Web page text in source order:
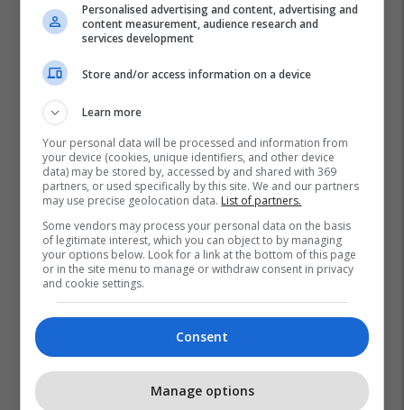
Barcelona
Personalised advertising and content, advertising and
content measurement, audience research and
services development
Store and/or access information on a device
Learn more
Your personal data will be processed and information from
your device (cookies, unique identifiers, and other device
data) may be stored by, accessed by and shared with 369
partners, or used specifically by this site. We and our partners
may use precise geolocation data. List of partners.
Some vendors may process your personal data on the basis
of legitimate interest, which you can object to by managing
your options below. Look for a link at the bottom of this page
or in the site menu to manage or withdraw consent in privacy
and cookie settings.
Consent
Manage options